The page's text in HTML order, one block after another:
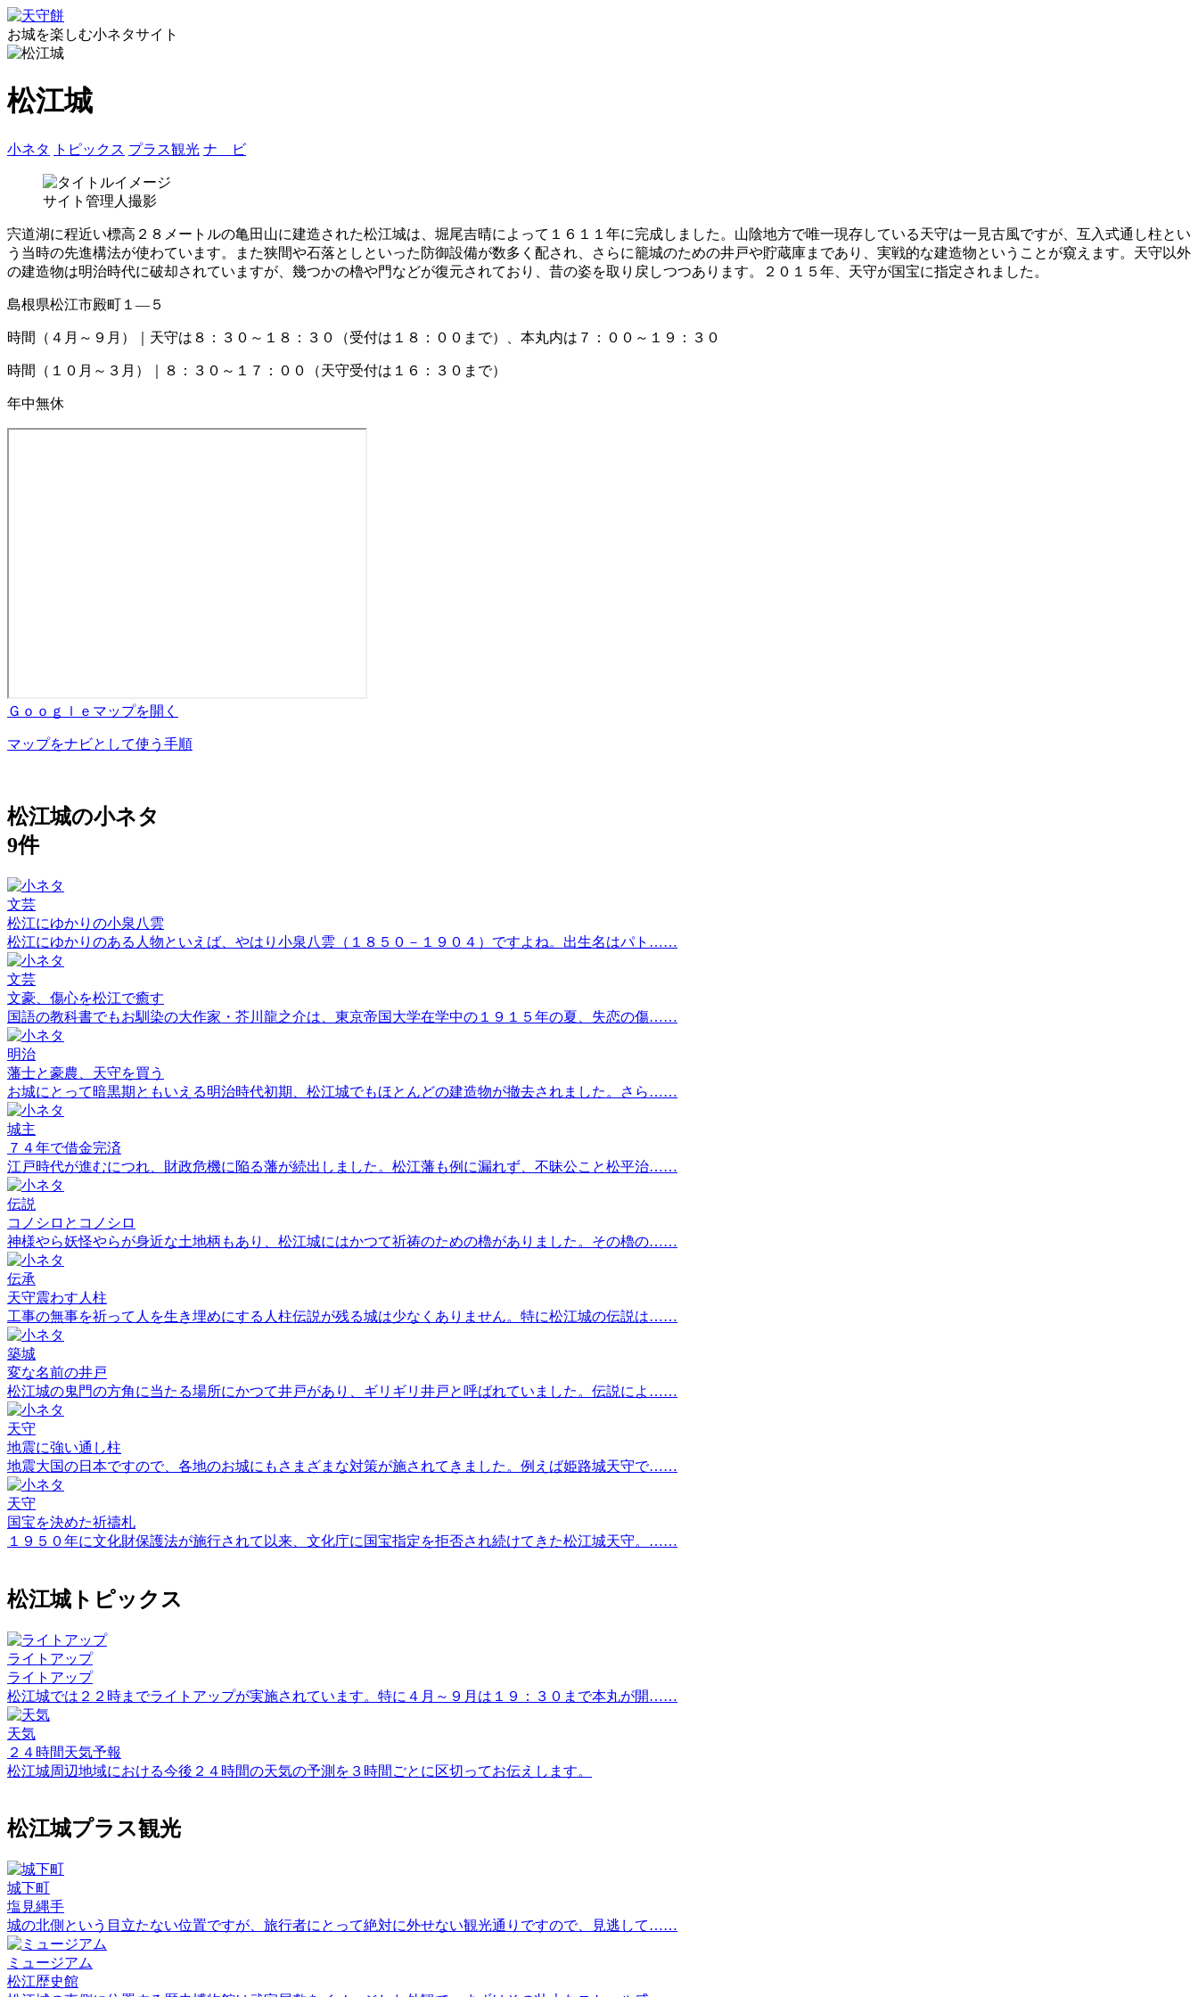
お城を楽しむ小ネタサイト
松江城
小ネタ トピックス プラス観光 ナ ビ
サイト管理人撮影
宍道湖に程近い標高２８メートルの亀田山に建造された松江城は、堀尾吉晴によって１６１１年に完成しました。山陰地方で唯一現存している天守は一見古風ですが、互入式通し柱とい
う当時の先進構法が使わています。また狭間や石落としといった防御設備が数多く配され、さらに籠城のための井戸や貯蔵庫まであり、実戦的な建造物ということが窺えます。天守以外
の建造物は明治時代に破却されていますが、幾つかの櫓や門などが復元されており、昔の姿を取り戻しつつあります。２０１５年、天守が国宝に指定されました。
島根県松江市殿町１―５
時間（４月～９月）｜天守は８：３０～１８：３０（受付は１８：００まで）、本丸内は７：００～１９：３０
時間（１０月～３月）｜８：３０～１７：００（天守受付は１６：３０まで）
年中無休
Ｇｏｏｇｌｅマップを開く
マップをナビとして使う手順
松江城の小ネタ
9件
文芸
松江にゆかりの小泉八雲
松江にゆかりのある人物といえば、やはり小泉八雲（１８５０－１９０４）ですよね。出生名はパト……
文芸
文豪、傷心を松江で癒す
国語の教科書でもお馴染の大作家・芥川龍之介は、東京帝国大学在学中の１９１５年の夏、失恋の傷……
明治
藩士と豪農、天守を買う
お城にとって暗黒期ともいえる明治時代初期、松江城でもほとんどの建造物が撤去されました。さら……
城主
７４年で借金完済
江戸時代が進むにつれ、財政危機に陥る藩が続出しました。松江藩も例に漏れず、不昧公こと松平治……
伝説
コノシロとコノシロ
神様やら妖怪やらが身近な土地柄もあり、松江城にはかつて祈祷のための櫓がありました。その櫓の……
伝承
天守震わす人柱
工事の無事を祈って人を生き埋めにする人柱伝説が残る城は少なくありません。特に松江城の伝説は……
築城
変な名前の井戸
松江城の鬼門の方角に当たる場所にかつて井戸があり、ギリギリ井戸と呼ばれていました。伝説によ……
天守
地震に強い通し柱
地震大国の日本ですので、各地のお城にもさまざまな対策が施されてきました。例えば姫路城天守で……
天守
国宝を決めた祈禱札
１９５０年に文化財保護法が施行されて以来、文化庁に国宝指定を拒否され続けてきた松江城天守。……
松江城トピックス
ライトアップ
ライトアップ
松江城では２２時までライトアップが実施されています。特に４月～９月は１９：３０まで本丸が開……
天気
２４時間天気予報
松江城周辺地域における今後２４時間の天気の予測を３時間ごとに区切ってお伝えします。
松江城プラス観光
城下町
塩見縄手
城の北側という目立たない位置ですが、旅行者にとって絶対に外せない観光通りですので、見逃して……
ミュージアム
松江歴史館